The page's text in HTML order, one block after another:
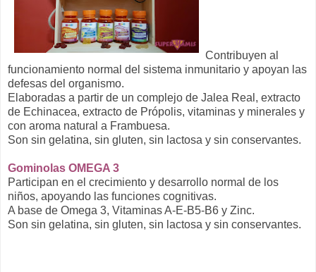
Contribuyen al
funcionamiento normal del sistema inmunitario y apoyan las
defesas del organismo.
Elaboradas a partir de un complejo de Jalea Real, extracto
de Echinacea, extracto de Própolis, vitaminas y minerales y
con aroma natural a Frambuesa.
Son sin gelatina, sin gluten, sin lactosa y sin conservantes.
Gominolas OMEGA 3
Participan en el crecimiento y desarrollo normal de los
niños, apoyando las funciones cognitivas.
A base de Omega 3, Vitaminas A-E-B5-B6 y Zinc.
Son sin gelatina, sin gluten, sin lactosa y sin conservantes.